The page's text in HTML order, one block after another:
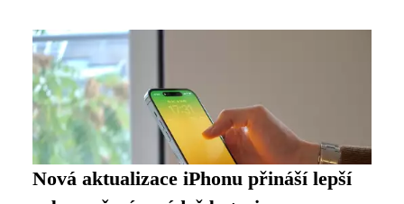
Nová aktualizace iPhonu přináší lepší